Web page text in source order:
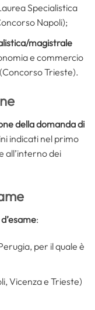
Specialistica
Napoli);
magistrale
e commercio
Trieste).
della domanda di
indicati nel primo
all’interno dei
:
per il quale è
Vicenza e Trieste)